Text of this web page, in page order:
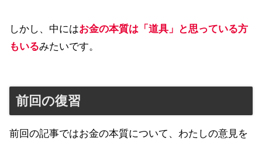
しかし、中にはお金の本質は「道具」と思っている方
もいるみたいです。
前回の復習
前回の記事ではお金の本質について、わたしの意見を